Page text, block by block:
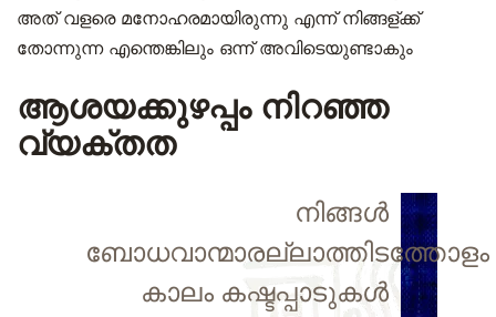
അത് വളരെ മനോഹരമായിരുന്നു എന്ന് നിങ്ങള്ക്ക്
തോന്നുന്ന എന്തെങ്കിലും ഒന്ന് അവിടെയുണ്ടാകും
ആശയക്കുഴപ്പം നിറഞ്ഞ
വ്യക്തത
നിങ്ങൾ
ബോധവാന്മാരല്ലാത്തിടത്തോളം
കാലം കഷ്ടപ്പാടുകൾ